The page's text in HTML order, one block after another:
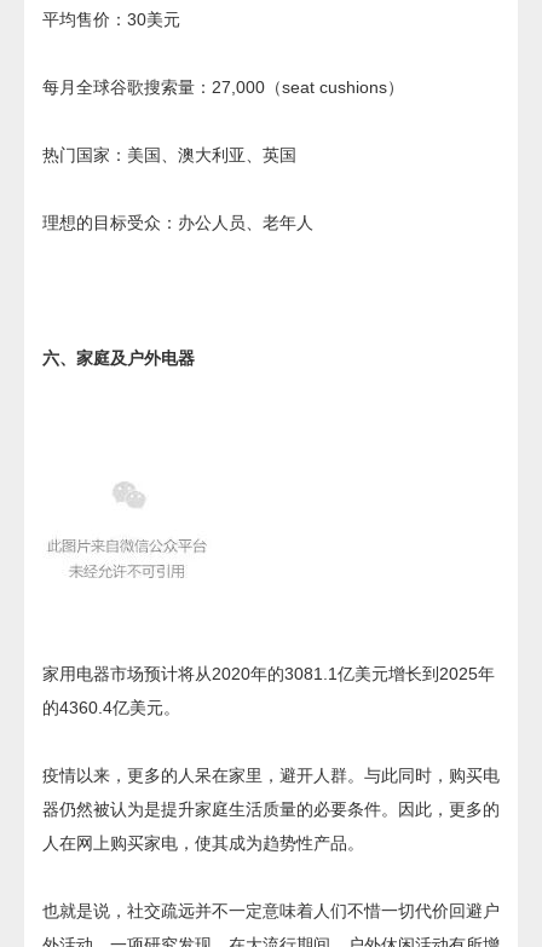
平均售价：30美元
每月全球谷歌搜索量：27,000（seat cushions）
热门国家：美国、澳大利亚、英国
理想的目标受众：办公人员、老年人
六、家庭及户外电器
家用电器市场预计将从2020年的3081.1亿美元增长到2025年
的4360.4亿美元。
疫情以来，更多的人呆在家里，避开人群。与此同时，购买电
器仍然被认为是提升家庭生活质量的必要条件。因此，更多的
人在网上购买家电，使其成为趋势性产品。
也就是说，社交疏远并不一定意味着人们不惜一切代价回避户